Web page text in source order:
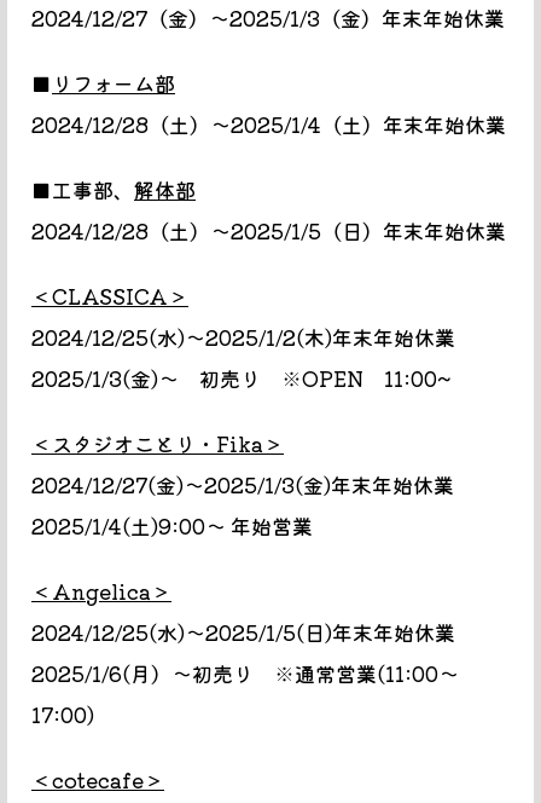
2024/12/27（金）～2025/1/3（金）年末年始休業
■ リフォーム部
2024/12/28（土）～2025/1/4（土）年末年始休業
■工事部、 解体部
2024/12/28（土）～2025/1/5（日）年末年始休業
＜CLASSICA＞
2024/12/25(水)〜2025/1/2(木)年末年始休業
2025/1/3(金)〜 初売り ※OPEN 11:00~
＜スタジオことり・Fika＞
2024/12/27(金)〜2025/1/3(金)年末年始休業
2025/1/4(土)9:00〜 年始営業
＜Angelica＞
2024/12/25(水)〜2025/1/5(日)年末年始休業
2025/1/6(月）～初売り ※通常営業(11:00～
17:00)
＜cotecafe＞